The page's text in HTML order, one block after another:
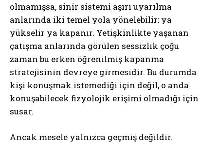
olmamışsa, sinir sistemi aşırı uyarılma
anlarında iki temel yola yönelebilir: ya
yükselir ya kapanır. Yetişkinlikte yaşanan
çatışma anlarında görülen sessizlik çoğu
zaman bu erken öğrenilmiş kapanma
stratejisinin devreye girmesidir. Bu durumda
kişi konuşmak istemediği için değil, o anda
konuşabilecek fizyolojik erişimi olmadığı için
susar.
Ancak mesele yalnızca geçmiş değildir.